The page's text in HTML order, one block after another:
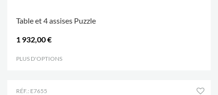
Table et 4 assises Puzzle
1 932,00 €
PLUS D'OPTIONS
RÉF.: E7655